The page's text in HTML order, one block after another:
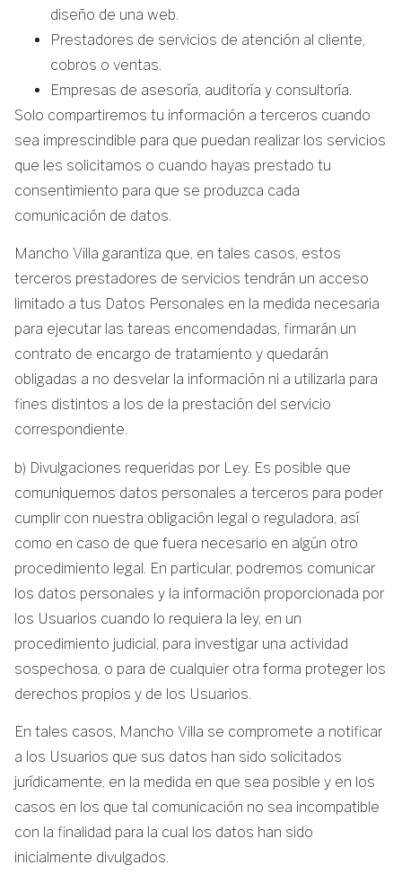
diseño de una web.
Prestadores de servicios de atención al cliente,
cobros o ventas.
Empresas de asesoría, auditoría y consultoría.
Solo compartiremos tu información a terceros cuando
sea imprescindible para que puedan realizar los servicios
que les solicitamos o cuando hayas prestado tu
consentimiento para que se produzca cada
comunicación de datos.
Mancho Villa garantiza que, en tales casos, estos
terceros prestadores de servicios tendrán un acceso
limitado a tus Datos Personales en la medida necesaria
para ejecutar las tareas encomendadas, firmarán un
contrato de encargo de tratamiento y quedarán
obligadas a no desvelar la información ni a utilizarla para
fines distintos a los de la prestación del servicio
correspondiente.
b) Divulgaciones requeridas por Ley. Es posible que
comuniquemos datos personales a terceros para poder
cumplir con nuestra obligación legal o reguladora, así
como en caso de que fuera necesario en algún otro
procedimiento legal. En particular, podremos comunicar
los datos personales y la información proporcionada por
los Usuarios cuando lo requiera la ley, en un
procedimiento judicial, para investigar una actividad
sospechosa, o para de cualquier otra forma proteger los
derechos propios y de los Usuarios.
En tales casos, Mancho Villa se compromete a notificar
a los Usuarios que sus datos han sido solicitados
jurídicamente, en la medida en que sea posible y en los
casos en los que tal comunicación no sea incompatible
con la finalidad para la cual los datos han sido
inicialmente divulgados.